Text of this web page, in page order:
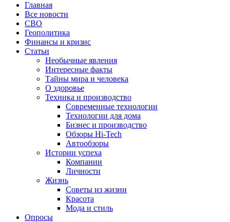
Главная
Все новости
СВО
Геополитика
Финансы и кризис
Статьи
Необычные явления
Интересные факты
Тайны мира и человека
О здоровье
Техника и производство
Современные технологии
Технологии для дома
Бизнес и производство
Обзоры Hi-Tech
Автообзоры
Истории успеха
Компании
Личности
Жизнь
Советы из жизни
Красота
Мода и стиль
Опросы